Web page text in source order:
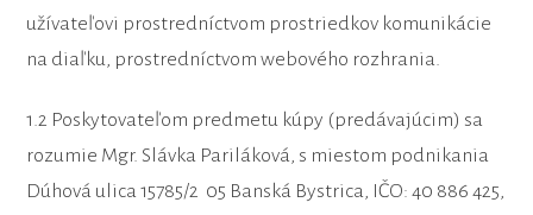
užívateľovi prostredníctvom prostriedkov komunikácie
na diaľku, prostredníctvom webového rozhrania.
1.2 Poskytovateľom predmetu kúpy (predávajúcim) sa
rozumie Mgr. Slávka Pariláková, s miestom podnikania
Dúhová ulica 15785/2 05 Banská Bystrica, IČO: 40 886 425,